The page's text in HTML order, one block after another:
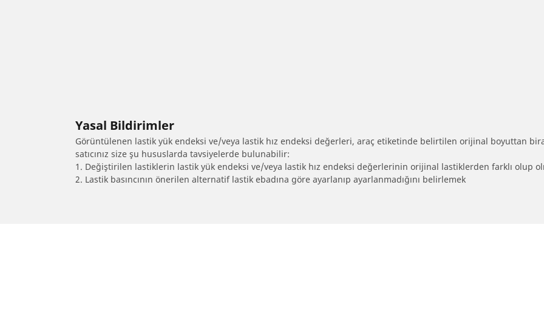
Yasal Bildirimler
Görüntülenen lastik yük endeksi ve/veya lastik hız endeksi değerleri, araç etiketinde belirtilen orijinal boyuttan
satıcınız size şu hususlarda tavsiyelerde bulunabilir:
1. Değiştirilen lastiklerin lastik yük endeksi ve/veya lastik hız endeksi değerlerinin orijinal lastiklerden farklı olup
2. Lastik basıncının önerilen alternatif lastik ebadına göre ayarlanıp ayarlanmadığını belirlemek